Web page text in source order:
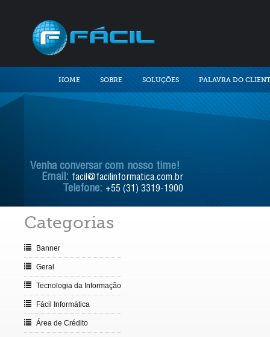
HOME SOBRE SOLUÇÕES PALAVRA DO
Venha conversar com nosso time!
Email: facil@facilinformatica.com.br
Telefone: +55 (31) 3319-1900
Categorias
Banner
Geral
Tecnologia da Informação
Fácil Informática
Área de Crédito